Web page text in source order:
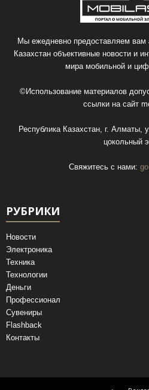
Мы ежедневно предоставляем вам
Казахстан объективные новости и
мира мобильной и
©Использование материалов
ссылки на сайт
Республика Казахстан, г.
цокольный
Свяжитесь с нами:
РУБРИКИ
Новости
Электроника
Техника
Технологии
Деньги
Профессионал
Сувениры
Flashback
Контакты